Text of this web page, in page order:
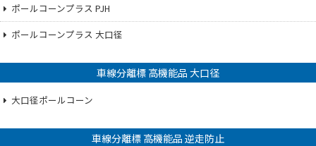
ポールコーンプラス PJH
ポールコーンプラス 大口径
車線分離標 高機能品 大口径
大口径ポールコーン
車線分離標 高機能品 逆走防止